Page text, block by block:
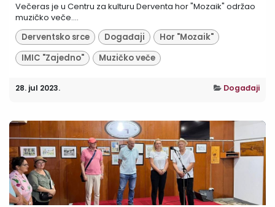
Večeras je u Centru za kulturu Derventa hor "Mozaik" održao
muzičko veče....
Derventsko srce
Događaji
Hor "Mozaik"
IMIC "Zajedno"
Muzičko veče
28. jul 2023. Događaji